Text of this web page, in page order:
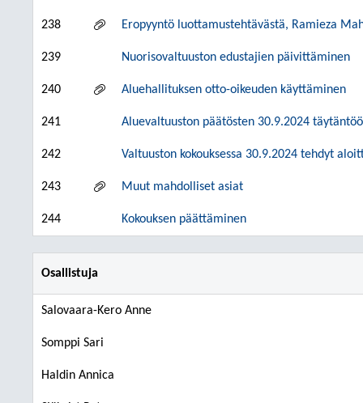
238 Eropyyntö luottamustehtävästä, Ramieza
239 Nuorisovaltuuston edustajien päivittäminen
240 Aluehallituksen otto-oikeuden käyttäminen
241 Aluevaltuuston päätösten 30.9.2024
242 Valtuuston kokouksessa 30.9.2024 tehdyt
243 Muut mahdolliset asiat
244 Kokouksen päättäminen
Osallistuja
Salovaara-Kero Anne
Somppi Sari
Haldin Annica